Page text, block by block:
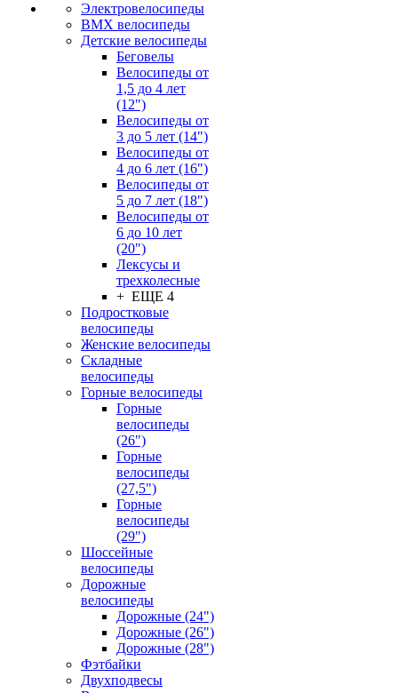
Электровелосипеды
BMX велосипеды
Детские велосипеды
Беговелы
Велосипеды от
1,5 до 4 лет
(12")
Велосипеды от
3 до 5 лет (14")
Велосипеды от
4 до 6 лет (16")
Велосипеды от
5 до 7 лет (18")
Велосипеды от
6 до 10 лет
(20")
Лексусы и
трехколесные
+ ЕЩЕ 4
Подростковые
велосипеды
Женские велосипеды
Складные
велосипеды
Горные велосипеды
Горные
велосипеды
(26")
Горные
велосипеды
(27,5")
Горные
велосипеды
(29")
Шоссейные
велосипеды
Дорожные
велосипеды
Дорожные (24")
Дорожные (26")
Дорожные (28")
Фэтбайки
Двухподвесы